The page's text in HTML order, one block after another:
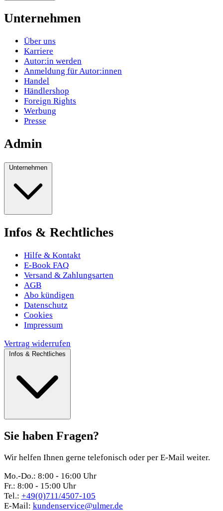
Unternehmen
Über uns
Karriere
Autor:in werden
Anmeldung für Autor:innen
Handel
Händlershop
Foreign Rights
Werbung
Presse
Admin
Unternehmen
Infos & Rechtliches
Hilfe & Kontakt
E-Book FAQ
Versand & Zahlungsarten
AGB
Abo kündigen
Datenschutz
Cookies
Impressum
Vertrag widerrufen
Infos & Rechtliches
Sie haben Fragen?
Wir helfen Ihnen gerne telefonisch oder per E-Mail weiter.
Mo.-Do.: 8:00 - 16:00 Uhr
Fr.: 8:00 - 15:00 Uhr
Tel.: +49(0)711/4507-105
E-Mail: kundenservice@ulmer.de